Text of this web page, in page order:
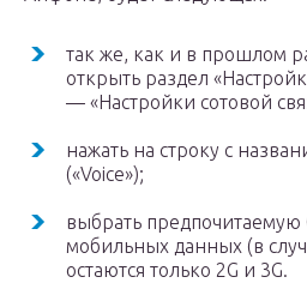
так же, как и в прошлом
открыть раздел
— «Настройки сотовой
нажать на строку с
(«Voice»);
выбрать предпочитаемую
мобильных данных (в
остаются только 2G и 3G.